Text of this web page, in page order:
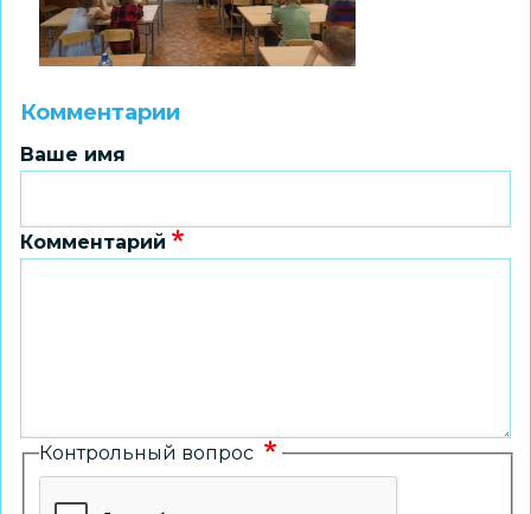
Комментарии
Ваше имя
Комментарий
Контрольный вопрос